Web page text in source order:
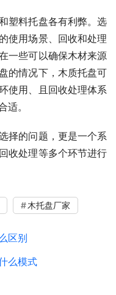
塑料托盘各有利弊。选
使用场景、回收和处理
一些可以确保木材来源
的情况下，木质托盘可
使用、且回收处理体系
适。
择的问题，更是一个系
收处理等多个环节进行
木托盘厂家
区别
么模式